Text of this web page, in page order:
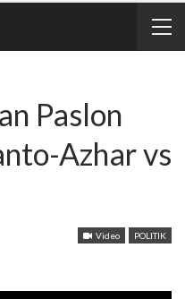
Paslon
Azhar vs
Video POLITIK